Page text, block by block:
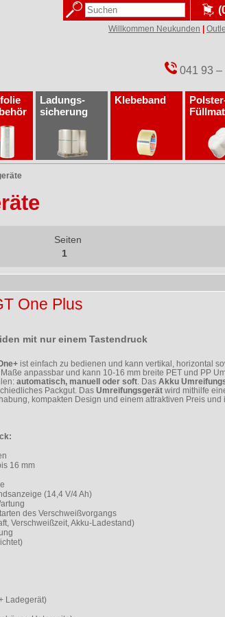
Willkommen Neukunden
041 93
Ladungs­
sicherung
Klebeband
Seiten
1
One Plus
mit nur einem Tastendruck
ist einfach zu bedienen und kann vertikal, horizontal
anpassbar und kann 10-16 mm breite PET und PP
automatisch, manuell oder soft . Das Akku
Packgut. Das Umreifungsgerät wird mithilfe
kompakten Design und einem attraktiven Preis
16 mm
(14,4 V/4 Ah)
des Verschweißvorgangs
Verschweißzeit, Akku-Ladestand)
Ladegerät)